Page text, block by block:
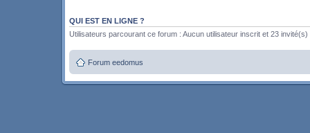
QUI EST EN LIGNE ?
Utilisateurs parcourant ce forum : Aucun utilisateur inscrit et 23 invité(s)
Forum eedomus